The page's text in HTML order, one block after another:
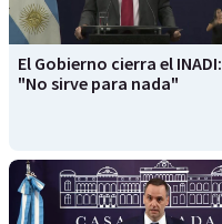
El Gobierno cierra el INADI:
"No sirve para nada"